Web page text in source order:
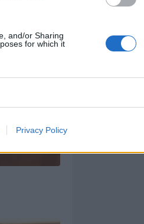
and/or Sharing
for which it
Privacy Policy